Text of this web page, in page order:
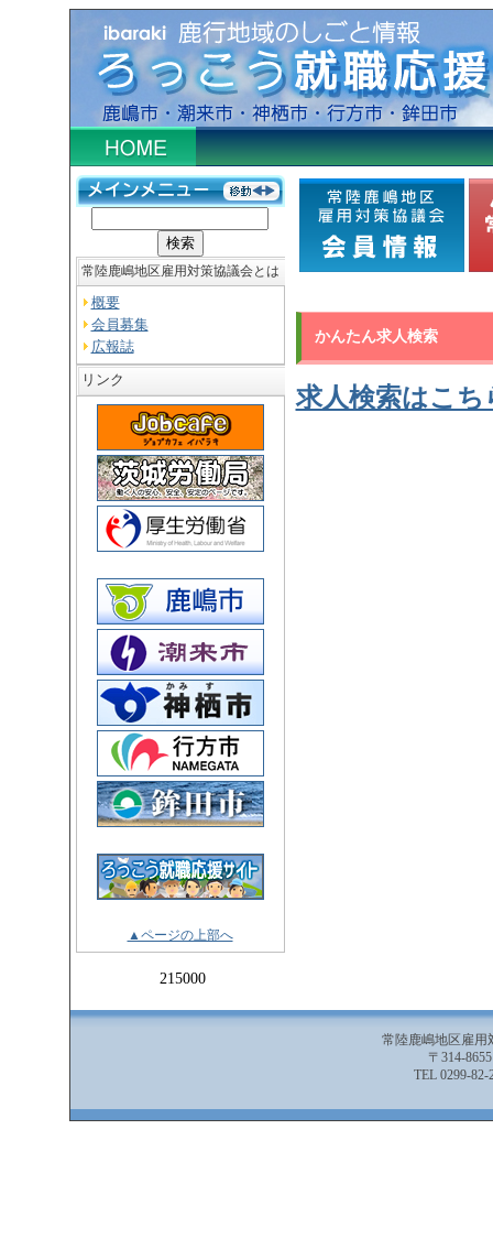
常陸鹿嶋地区雇用対策協議会とは
概要
会員募集
広報誌
リンク
▲ページの上部へ
215000
かんたん求人検索
求人検索はこ
常陸鹿嶋地区雇
〒314-
TEL 0299-